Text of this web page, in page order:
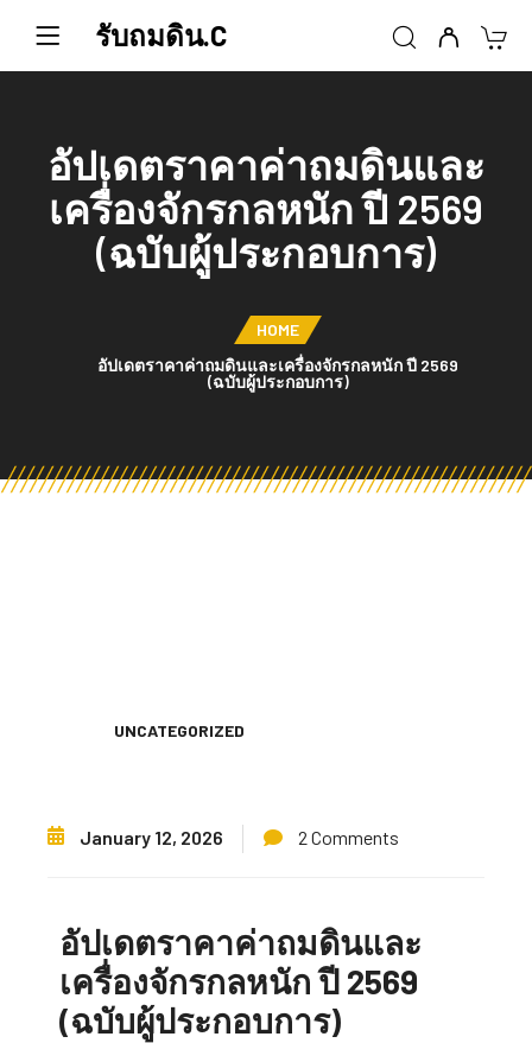
รับถมดิน.C
อัปเดตราคาค่าถมดินและ
เครื่องจักรกลหนัก ปี 2569
(ฉบับผู้ประกอบการ)
HOME
อัปเดตราคาค่าถมดินและเครื่องจักรกลหนัก ปี 2569
(ฉบับผู้ประกอบการ)
UNCATEGORIZED
January 12, 2026 2 Comments
อัปเดตราคาค่าถมดินและ
เครื่องจักรกลหนัก ปี 2569
(ฉบับผู้ประกอบการ)